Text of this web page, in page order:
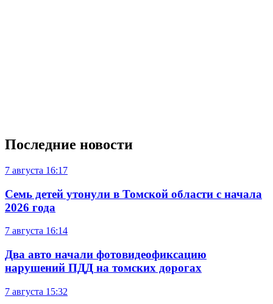
Последние новости
7 августа 16:17
Семь детей утонули в Томской области с начала
2026 года
7 августа 16:14
Два авто начали фотовидеофиксацию
нарушений ПДД на томских дорогах
7 августа 15:32